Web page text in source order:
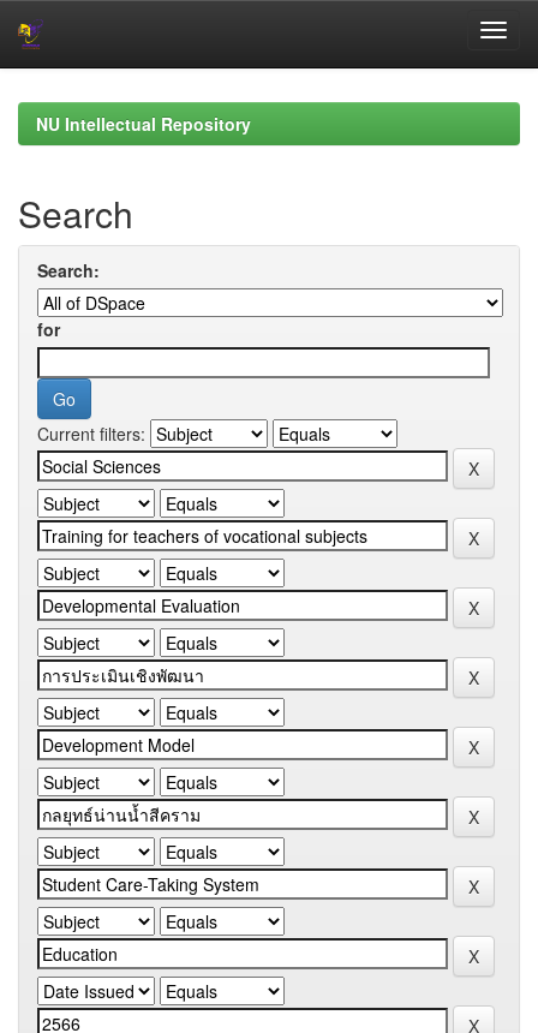
navigationNU Intellectual Repository
Search
Search:
for
Current filters: